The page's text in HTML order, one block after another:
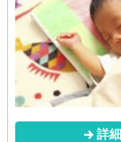
詳